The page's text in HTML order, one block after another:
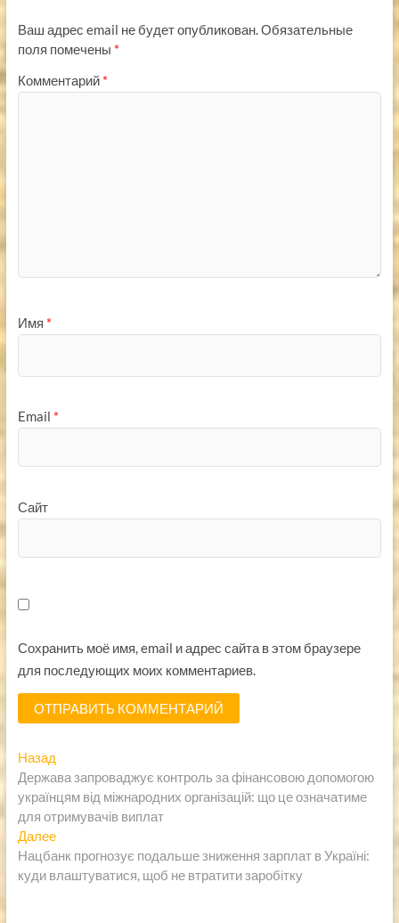
Ваш адрес email не будет опубликован.Обязательные
поля помечены *
Комментарий *
Имя *
Email *
Сайт
Сохранить моё имя, email и адрес сайта в этом браузере
для последующих моих комментариев.
Навигация
по
записям
НазадПредыдущая
запись:
Держава запроваджує контроль за фінансовою допомогою
українцям від міжнародних організацій: що це означатиме
для отримувачів виплат
ДалееСледующая
запись:
Нацбанк прогнозує подальше зниження зарплат в Україні:
куди влаштуватися, щоб не втратити заробітку